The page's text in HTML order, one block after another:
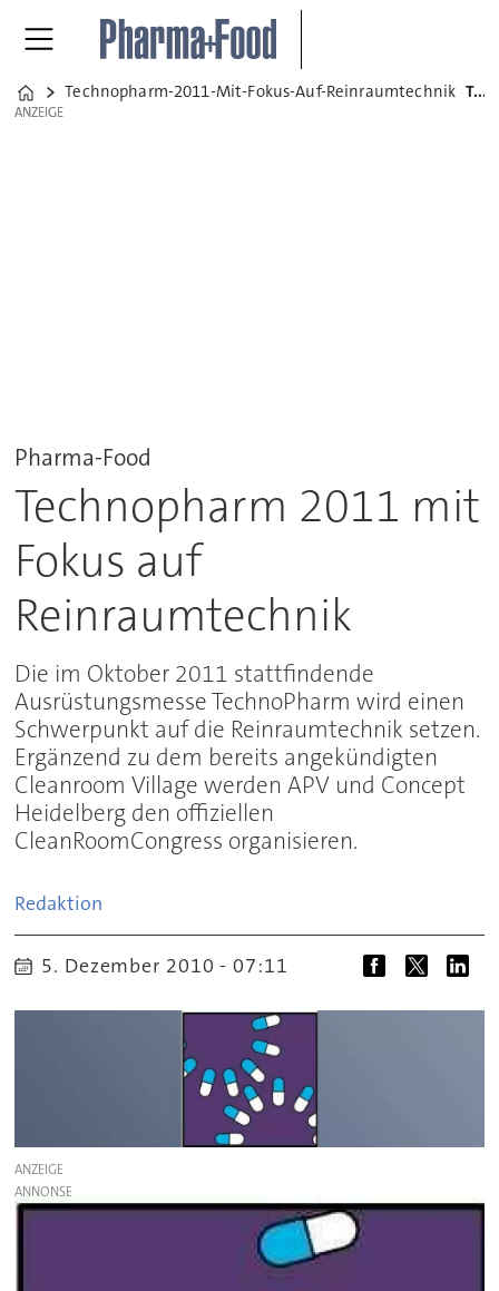
Home
Technopharm-2011-Mit-Fokus-Auf-Reinraumtechnik Technopharm 2011 mit Fokus auf Reinraumtechnik
ANZEIGE
ANZEIGE
Pharma-Food
Technopharm 2011 mit
Fokus auf
Reinraumtechnik
Die im Oktober 2011 stattfindende
Ausrüstungsmesse TechnoPharm wird einen
Schwerpunkt auf die Reinraumtechnik setzen.
Ergänzend zu dem bereits angekündigten
Cleanroom Village werden APV und Concept
Heidelberg den offiziellen
CleanRoomCongress organisieren.
Redaktion
5. Dezember 2010 - 07:11
ANZEIGE